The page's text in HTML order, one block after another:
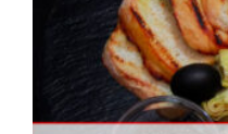
Tapas con